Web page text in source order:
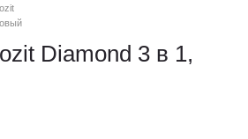
Diamond 3 в 1,